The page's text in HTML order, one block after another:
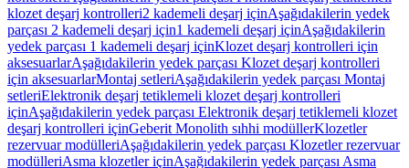
klozet deşarj kontrolleri2 kademeli deşarj içinAşağıdakilerin yedek
parçası 2 kademeli deşarj için1 kademeli deşarj içinAşağıdakilerin
yedek parçası 1 kademeli deşarj içinKlozet deşarj kontrolleri için
aksesuarlarAşağıdakilerin yedek parçası Klozet deşarj kontrolleri
için aksesuarlarMontaj setleriAşağıdakilerin yedek parçası Montaj
setleriElektronik deşarj tetiklemeli klozet deşarj kontrolleri
içinAşağıdakilerin yedek parçası Elektronik deşarj tetiklemeli klozet
deşarj kontrolleri içinGeberit Monolith sıhhi modüllerKlozetler
rezervuar modülleriAşağıdakilerin yedek parçası Klozetler rezervuar
modülleriAsma klozetler içinAşağıdakilerin yedek parçası Asma